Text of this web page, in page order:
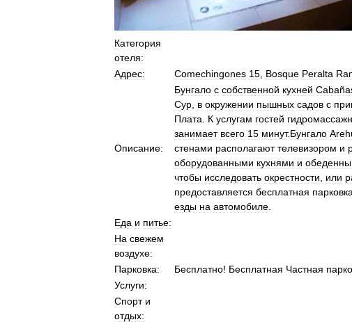
Категория
отеля:
Адрес:
Comechingones 15 Bosque Peralta
Описание:
Бунгало с собственной кухней
Сур в окружении пышных садов с
Плата
К услугам гостей
занимает всего 15 минут.Бунгало
стенами располагают телевизором и
оборудованными кухнями и
чтобы исследовать окрестности или
предоставляется бесплатная парковка
езды на автомобиле
Еда и питье:
На свежем
воздухе:
Парковка:
Бесплатно! Бесплатная Частная
Услуги:
Спорт и
отдых: